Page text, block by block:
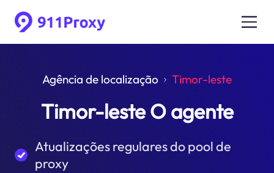
Agência de localização Timor-leste
Timor-leste O agente
Atualizações regulares do pool de
proxy